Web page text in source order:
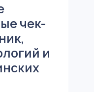
чек-
и